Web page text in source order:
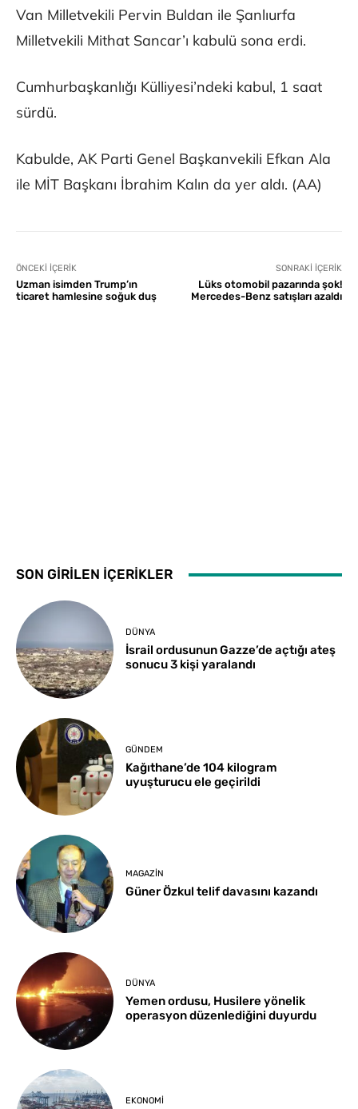
Van Milletvekili Pervin Buldan ile Şanlıurfa
Milletvekili Mithat Sancar’ı kabulü sona erdi.
Cumhurbaşkanlığı Külliyesi’ndeki kabul, 1 saat
sürdü.
Kabulde, AK Parti Genel Başkanvekili Efkan Ala
ile MİT Başkanı İbrahim Kalın da yer aldı. (AA)
ÖNCEKI İÇERIK
Uzman isimden Trump’ın
ticaret hamlesine soğuk duş
SONRAKI İÇERIK
Lüks otomobil pazarında şok!
Mercedes-Benz satışları azaldı
SON GİRİLEN İÇERİKLER
DÜNYA
İsrail ordusunun Gazze’de açtığı ateş
sonucu 3 kişi yaralandı
GÜNDEM
Kağıthane’de 104 kilogram
uyuşturucu ele geçirildi
MAGAZIN
Güner Özkul telif davasını kazandı
DÜNYA
Yemen ordusu, Husilere yönelik
operasyon düzenlediğini duyurdu
EKONOMI